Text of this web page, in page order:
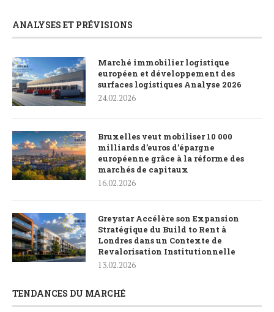
ANALYSES ET PRÉVISIONS
Marché immobilier logistique
européen et développement des
surfaces logistiques Analyse 2026
24.02.2026
Bruxelles veut mobiliser 10 000
milliards d’euros d’épargne
européenne grâce à la réforme des
marchés de capitaux
16.02.2026
Greystar Accélère son Expansion
Stratégique du Build to Rent à
Londres dans un Contexte de
Revalorisation Institutionnelle
13.02.2026
TENDANCES DU MARCHÉ